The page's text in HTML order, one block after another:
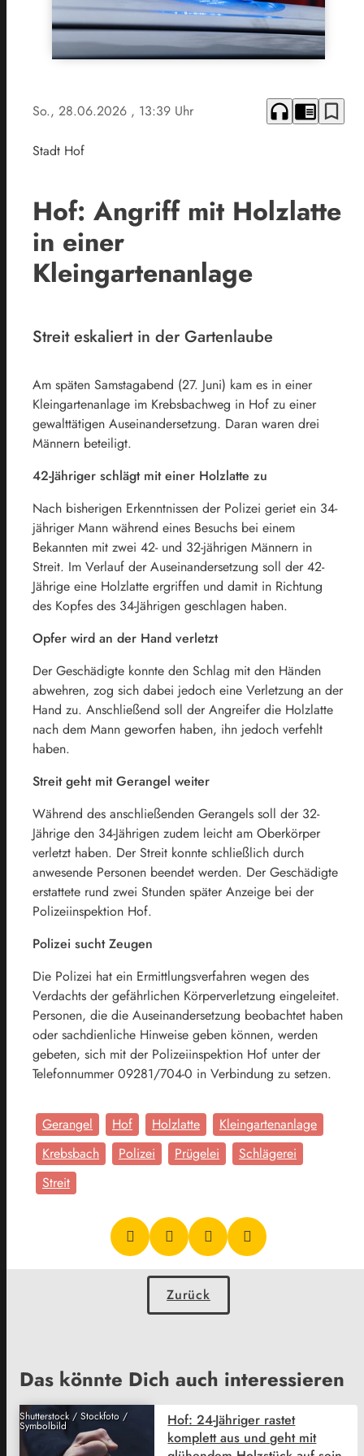
So., 28.06.2026 , 13:39 Uhr headphones chrome_reader_mode bookmark_border
Stadt Hof
Hof: Angriff mit Holzlatte
in einer
Kleingartenanlage
Streit eskaliert in der Gartenlaube
Am späten Samstagabend (27. Juni) kam es in einer
Kleingartenanlage im Krebsbachweg in Hof zu einer
gewalttätigen Auseinandersetzung. Daran waren drei
Männern beteiligt.
42-Jähriger schlägt mit einer Holzlatte zu
Nach bisherigen Erkenntnissen der Polizei geriet ein 34-
jähriger Mann während eines Besuchs bei einem
Bekannten mit zwei 42- und 32-jährigen Männern in
Streit. Im Verlauf der Auseinandersetzung soll der 42-
Jährige eine Holzlatte ergriffen und damit in Richtung
des Kopfes des 34-Jährigen geschlagen haben.
Opfer wird an der Hand verletzt
Der Geschädigte konnte den Schlag mit den Händen
abwehren, zog sich dabei jedoch eine Verletzung an der
Hand zu. Anschließend soll der Angreifer die Holzlatte
nach dem Mann geworfen haben, ihn jedoch verfehlt
haben.
Streit geht mit Gerangel weiter
Während des anschließenden Gerangels soll der 32-
Jährige den 34-Jährigen zudem leicht am Oberkörper
verletzt haben. Der Streit konnte schließlich durch
anwesende Personen beendet werden. Der Geschädigte
erstattete rund zwei Stunden später Anzeige bei der
Polizeiinspektion Hof.
Polizei sucht Zeugen
Die Polizei hat ein Ermittlungsverfahren wegen des
Verdachts der gefährlichen Körperverletzung eingeleitet.
Personen, die die Auseinandersetzung beobachtet haben
oder sachdienliche Hinweise geben können, werden
gebeten, sich mit der Polizeiinspektion Hof unter der
Telefonnummer 09281/704-0 in Verbindung zu setzen.
Gerangel Hof Holzlatte
Kleingartenanlage
Krebsbach
Polizei Prügelei
Schlägerei
Streit
Zurück
Das könnte Dich auch interessieren
Shutterstock / Stockfoto /
Symbolbild
Hof: 24-Jähriger rastet
komplett aus und geht mit